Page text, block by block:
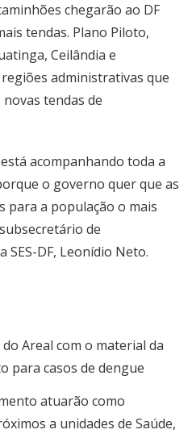
chegarão ao DF
tendas. Plano Piloto,
Ceilândia e
administrativas que
tendas de
acompanhando toda a
o governo quer que as
para a população o mais
de
DF, Leonídio Neto.
Areal com o material da
para casos de dengue
atuarão como
a unidades de Saúde,